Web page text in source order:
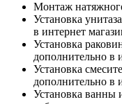
Монтаж
Установка
в интернет
Установка
дополнительно в
Установка
дополнительно в
Установка